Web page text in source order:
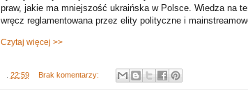
praw, jakie ma mniejszość ukraińska w Polsce. Wiedza na
wręcz reglamentowana przez elity polityczne i
Czytaj więcej >>
22:59 Brak komentarzy: